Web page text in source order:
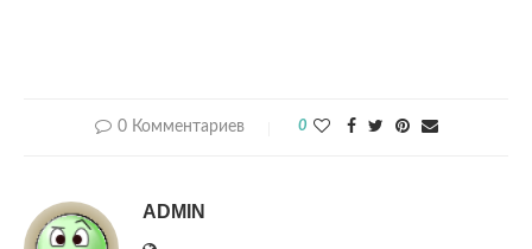
0 Комментариев 0
ADMIN